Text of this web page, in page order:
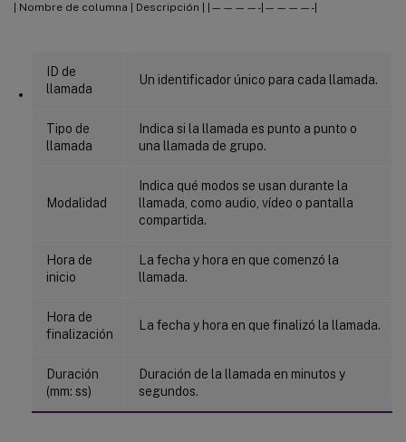
| Nombre de columna | Descripción | |————-|————-|
ID de
llamada
Un identificador único para cada llamada.
Tipo de
llamada
Indica si la llamada es punto a punto o
una llamada de grupo.
Modalidad
Indica qué modos se usan durante la
llamada, como audio, vídeo o pantalla
compartida.
Hora de
inicio
La fecha y hora en que comenzó la
llamada.
Hora de
finalización
La fecha y hora en que finalizó la llamada.
Duración
(mm: ss)
Duración de la llamada en minutos y
segundos.